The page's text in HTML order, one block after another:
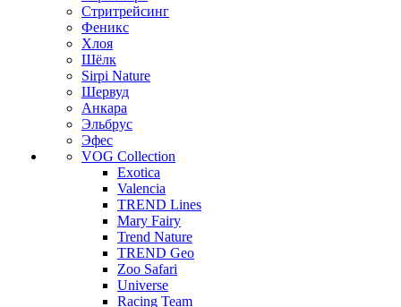
Стритрейсинг
Феникс
Хлоя
Шёлк
Sirpi Nature
Шервуд
Анкара
Эльбрус
Эфес
VOG Collection
Exotica
Valencia
TREND Lines
Mary Fairy
Trend Nature
TREND Geo
Zoo Safari
Universe
Racing Team